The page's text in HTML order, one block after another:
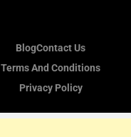
BlogContact Us
Terms And Conditions
Privacy Policy